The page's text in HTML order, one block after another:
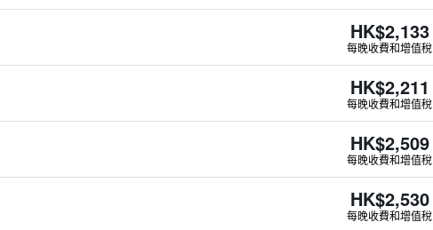
HK$2,133
每晚收費和增值稅
HK$2,211
每晚收費和增值稅
HK$2,509
每晚收費和增值稅
HK$2,530
每晚收費和增值稅